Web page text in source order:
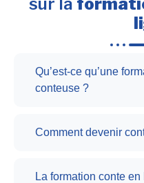
Qu’est-ce qu’une
conteuse ?
Comment devenir
La formation conte